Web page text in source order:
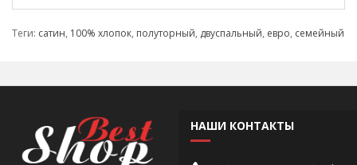
Теги: сатин, 100% хлопок, полуторный, двуспальный, евро, семейный
НАШИ КОНТАКТЫ